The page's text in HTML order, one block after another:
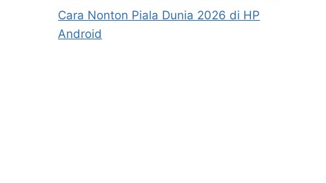
Cara Nonton Piala Dunia 2026 di HP
Android